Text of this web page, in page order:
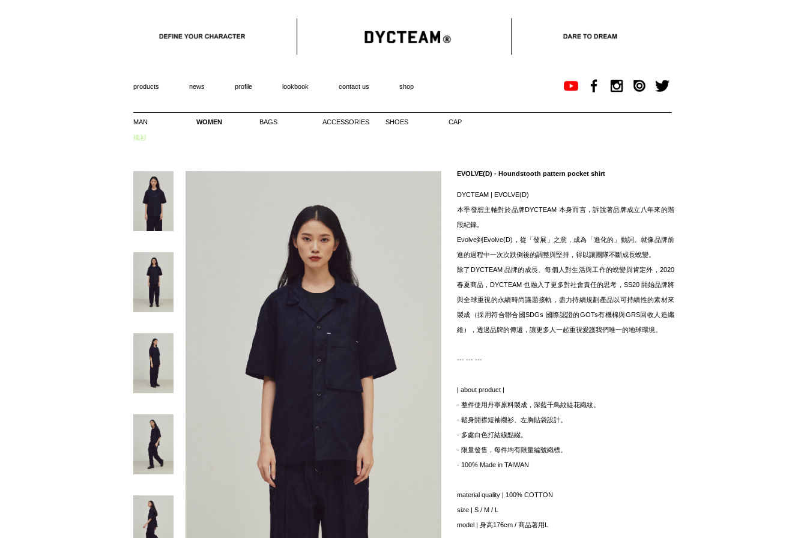
products news profile lookbook contact us shop
MAN WOMEN BAGS ACCESSORIES SHOES CAP
襯衫
EVOLVE(D) - Houndstooth pattern pocket shirt
DYCTEAM | EVOLVE(D)
本季發想主軸對於品牌DYCTEAM 本身而言，訴說著品牌成立八年來的階
段紀錄。
Evolve到Evolve(D)，從「發展」之意，成為「進化的」動詞。就像品牌前
進的過程中一次次跌倒後的調整與堅持，得以讓團隊不斷成長蛻變。
除了DYCTEAM 品牌的成長、每個人對生活與工作的蛻變與肯定外，2020
春夏商品，DYCTEAM 也融入了更多對社會責任的思考，SS20 開始品牌將
與全球重視的永續時尚議題接軌，盡力持續規劃產品以可持續性的素材來
製成（採用符合聯合國SDGs 國際認證的GOTs有機棉與GRS回收人造纖
維），透過品牌的傳遞，讓更多人一起重視愛護我們唯一的地球環境。
--- --- ---
| about product |
- 整件使用丹寧原料製成，深藍千鳥紋緹花織紋。
- 鬆身開襟短袖襯衫、左胸貼袋設計。
- 多處白色打結線點綴。
- 限量發售，每件均有限量編號織標。
- 100% Made in TAIWAN
material quality | 100% COTTON
size | S / M / L
model | 身高176cm / 商品著用L